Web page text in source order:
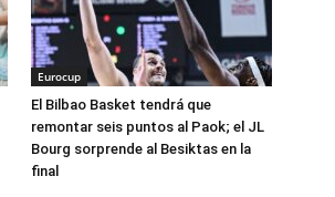
Eurocup
El Bilbao Basket tendrá que
remontar seis puntos al Paok; el JL
Bourg sorprende al Besiktas en la
final